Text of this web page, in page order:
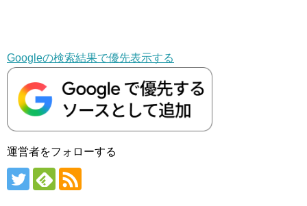
Googleの検索結果で優先表示する
運営者をフォローする